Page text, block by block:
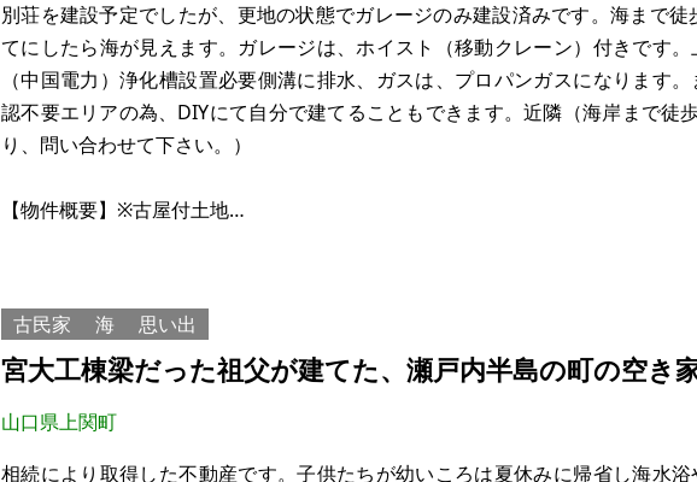
別荘を建設予定でしたが、更地の状態でガレージのみ建設済みです。海まで徒
てにしたら海が見えます。ガレージは、ホイスト（移動クレーン）付きです
（中国電力）浄化槽設置必要側溝に排水、ガスは、プロパンガスになります
認不要エリアの為、DIYにて自分で建てることもできます。近隣（海岸まで徒
り、問い合わせて下さい。）
【物件概要】※古屋付土地
建物：なし
構造：
現況：ガレージ付き更地
※現状有姿、および公簿売買でのお取引きとなります。
古民家 海 思い出
宮大工棟梁だった祖父が建てた、瀬戸内半島の町の空き
山口県上関町
相続により取得した不動産です。子供たちが幼いころは夏休みに帰省し海水浴